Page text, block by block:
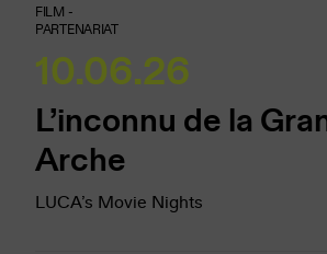
FILM -
PARTENARIAT
10.06.26
L’inconnu de la
Arche
LUCA’s Movie Nights